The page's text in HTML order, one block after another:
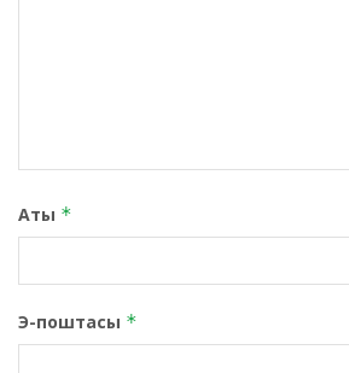
Аты *
Э-поштасы *